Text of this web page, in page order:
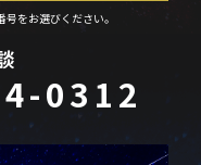
をお選びください。
0312